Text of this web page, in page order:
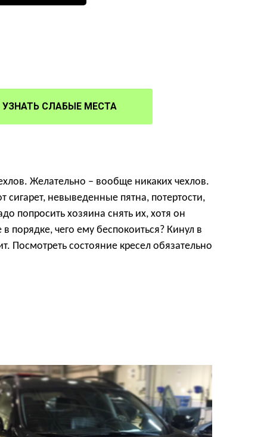
УЗНАТЬ СЛАБЫЕ МЕСТА
Желательно – вообще никаких чехлов.
невыведенные пятна, потертости,
попросить хозяина снять их, хотя он
порядке, чего ему беспокоиться? Кинул в
Посмотреть состояние кресел обязательно